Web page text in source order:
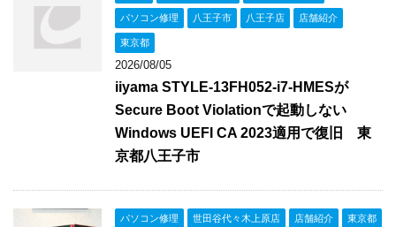
パソコン修理 八王子市 八王子店 店舗紹介
東京都
2026/08/05
iiyama STYLE-13FH052-i7-HMESが
Secure Boot Violationで起動しない
Windows UEFI CA 2023適用で復旧 東
京都八王子市
パソコン修理 世田谷代々木上原店 店舗紹介 東京都